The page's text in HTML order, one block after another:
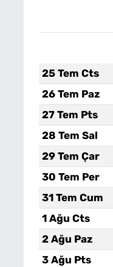
25 Tem Cts
26 Tem Paz
27 Tem Pts
28 Tem Sal
29 Tem Çar
30 Tem Per
31 Tem Cum
1 Ağu Cts
2 Ağu Paz
3 Ağu Pts